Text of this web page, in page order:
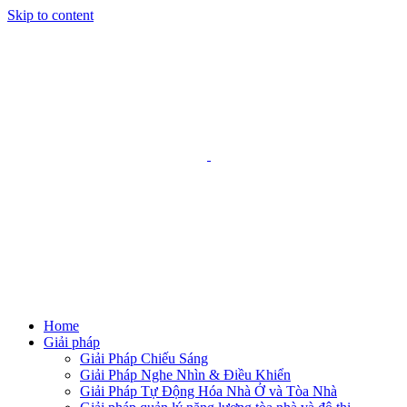
Skip to content
Home
Giải pháp
Giải Pháp Chiếu Sáng
Giải Pháp Nghe Nhìn & Điều Khiển
Giải Pháp Tự Động Hóa Nhà Ở và Tòa Nhà